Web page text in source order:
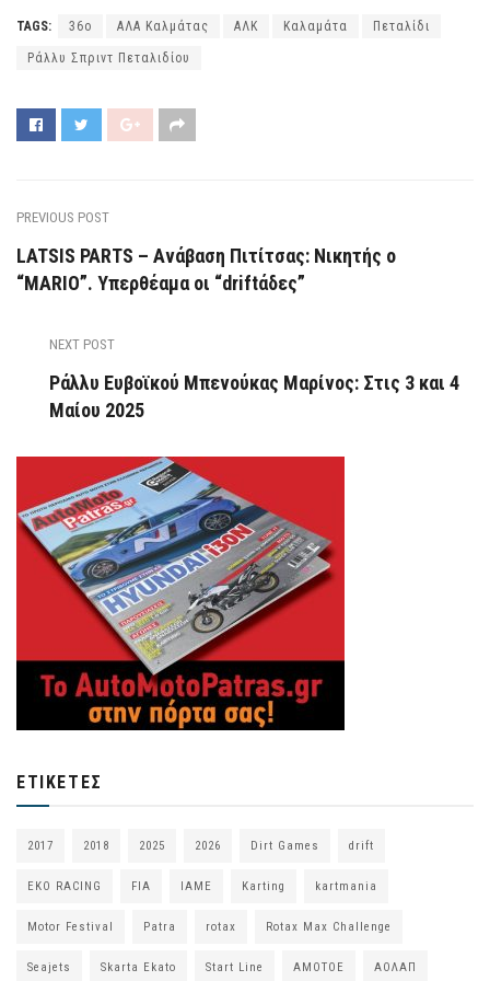
TAGS: 36ο ΑΛΑ Καλμάτας ΑΛΚ Καλαμάτα Πεταλίδι
Ράλλυ Σπριντ Πεταλιδίου
PREVIOUS POST
LATSIS PARTS – Ανάβαση Πιτίτσας: Νικητής ο
“MARIO”. Υπερθέαμα οι “driftάδες”
NEXT POST
Ράλλυ Ευβοϊκού Μπενούκας Μαρίνος: Στις 3 και 4
Μαίου 2025
ΕΤΙΚΈΤΕΣ
2017 2018 2025 2026 Dirt Games drift
EKO RACING FIA IAME Karting kartmania
Motor Festival Patra rotax Rotax Max Challenge
Seajets Skarta Ekato Start Line ΑΜΟΤΟΕ ΑΟΛΑΠ